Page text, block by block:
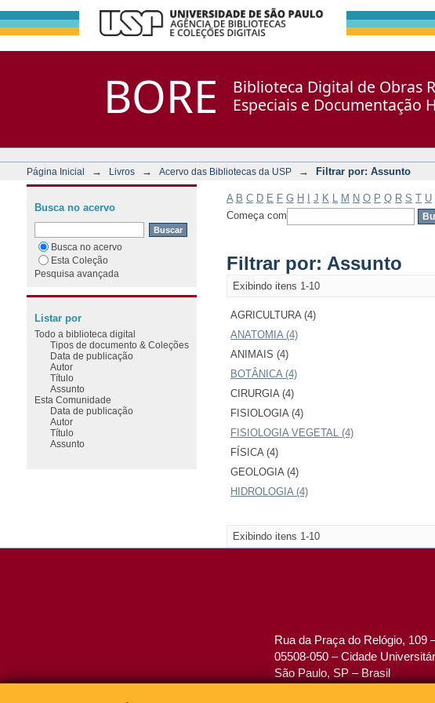
BORE
Biblioteca Digital de Obras
Especiais e Documentação
Página Inicial → Livros → Acervo das Bibliotecas da USP → Filtrar por: Assunto
A B C D E F G H J K M N O P Q R S T U
Começa com
Filtrar por: Assunto
Exibindo itens 1-10
AGRICULTURA (4)
ANATOMIA (4)
ANIMAIS (4)
BOTÂNICA (4)
CIRURGIA (4)
FISIOLOGIA (4)
FISIOLOGIA VEGETAL (4)
FÍSICA (4)
GEOLOGIA (4)
HIDROLOGIA (4)
Exibindo itens 1-10
Busca no acervo
Busca no acervo
Esta Coleção
Pesquisa avançada
Listar por
Todo a biblioteca digital
Tipos de documento & Coleções
Data de publicação
Autor
Título
Assunto
Esta Comunidade
Data de publicação
Autor
Título
Assunto
Rua da Praça do Relógio, 109
05508-050 – Cidade
São Paulo, SP – Brasil